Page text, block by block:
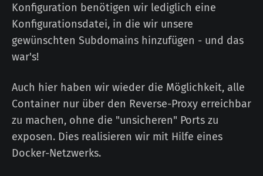
Konfiguration benötigen wir lediglich eine
Konfigurationsdatei, in die wir unsere
gewünschten Subdomains hinzufügen - und das
war's!
Auch hier haben wir wieder die Möglichkeit, alle
Container nur über den Reverse-Proxy erreichbar
zu machen, ohne die "unsicheren" Ports zu
exposen. Dies realisieren wir mit Hilfe eines
Docker-Netzwerks.